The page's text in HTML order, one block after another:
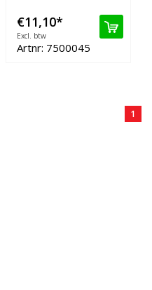
€11,10*
Excl. btw
Artnr: 7500045
1